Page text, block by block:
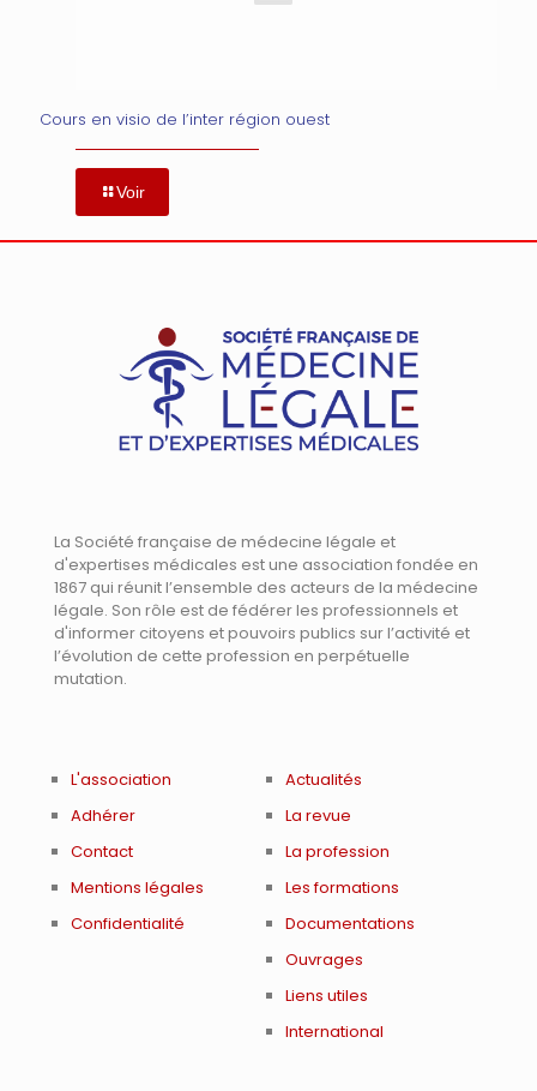
Cours en visio de l’inter région ouest
Voir
La Société française de médecine légale et
d'expertises médicales est une association fondée en
1867 qui réunit l’ensemble des acteurs de la médecine
légale. Son rôle est de fédérer les professionnels et
d'informer citoyens et pouvoirs publics sur l’activité et
l’évolution de cette profession en perpétuelle
mutation.
L'association
Adhérer
Contact
Mentions légales
Confidentialité
Actualités
La revue
La profession
Les formations
Documentations
Ouvrages
Liens utiles
International